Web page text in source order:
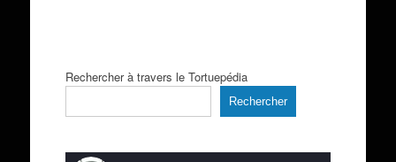
Rechercher à travers le Tortuepédia
Rechercher